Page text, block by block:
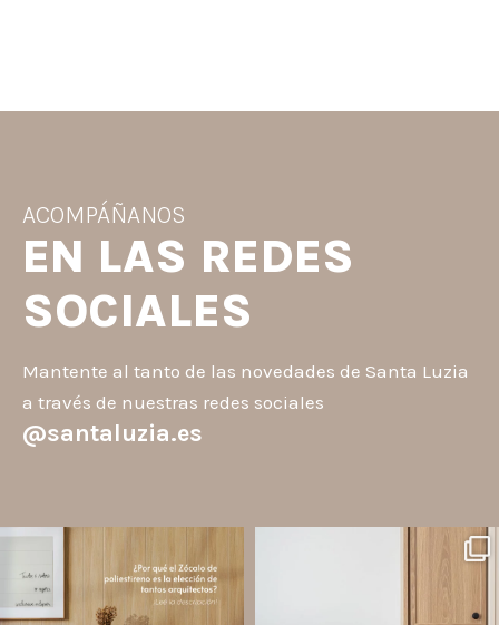
ACOMPÁÑANOS
EN LAS REDES
SOCIALES
Mantente al tanto de las novedades de Santa Luzia
a través de nuestras redes sociales
@santaluzia.es
Los Zócalos de poliestireno ganaron
protagonismo en la arquitectura porque
combinan estética, practicidad y
desempeño en un solo producto.
tradicional? ¡Los Revestimientos de
pared Santa Luzia pueden ser la